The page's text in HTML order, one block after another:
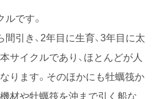
です。
引き、2年目に生育、3年目に太
サイクルであり、ほとんどが人
ります。そのほかにも牡蠣筏か
材や牡蠣筏を沖まで引く船な